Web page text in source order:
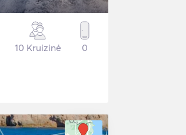
10 Kruizinė 0